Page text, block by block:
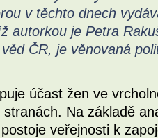
v těchto dnech
autorkou je Petra
ČR, je věnovaná
účast žen ve
stranách. Na základě
veřejnosti k